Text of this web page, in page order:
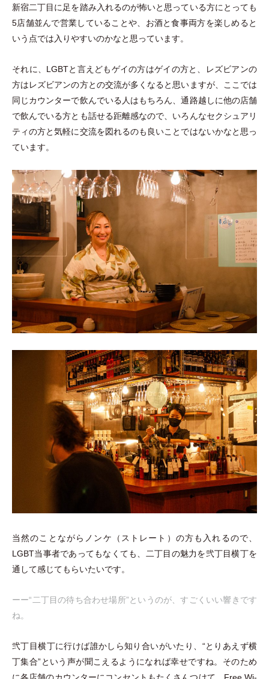
新宿二丁目に足を踏み入れるのが怖いと思っている方にとっても
5店舗並んで営業していることや、お酒と食事両方を楽しめると
いう点では入りやすいのかなと思っています。
それに、LGBTと言えどもゲイの方はゲイの方と、レズビアンの
方はレズビアンの方との交流が多くなると思いますが、ここでは
同じカウンターで飲んでいる人はもちろん、通路越しに他の店舗
で飲んでいる方とも話せる距離感なので、いろんなセクシュアリ
ティの方と気軽に交流を図れるのも良いことではないかなと思っ
ています。
当然のことながらノンケ （ ストレート ） の方も入れるので、
LGBT当事者であってもなくても、二丁目の魅力を弐丁目横丁を
通して感じてもらいたいです。
ーー“二丁目の待ち合わせ場所”というのが、すごくいい響きです
ね。
弐丁目横丁に行けば誰かしら知り合いがいたり、“とりあえず横
丁集合”という声が聞こえるようになれば幸せですね。そのため